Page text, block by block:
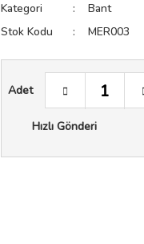
Kategori
Bant
Stok Kodu
MER003
Adet
Hızlı Gönderi